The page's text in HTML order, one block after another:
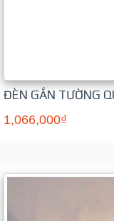
ĐÈN GẮN TƯỜNG
1,066,000₫